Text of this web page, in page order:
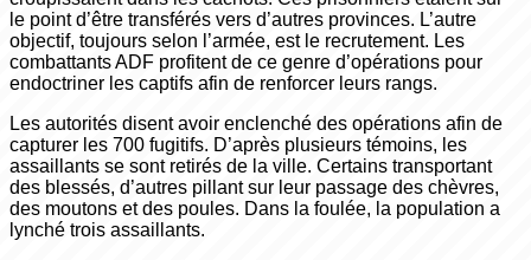
le point d’être transférés vers d’autres provinces. L’autre
objectif, toujours selon l’armée, est le recrutement. Les
combattants ADF profitent de ce genre d’opérations pour
endoctriner les captifs afin de renforcer leurs rangs.
Les autorités disent avoir enclenché des opérations afin de
capturer les 700 fugitifs. D’après plusieurs témoins, les
assaillants se sont retirés de la ville. Certains transportant
des blessés, d’autres pillant sur leur passage des chèvres,
des moutons et des poules. Dans la foulée, la population a
lynché trois assaillants.